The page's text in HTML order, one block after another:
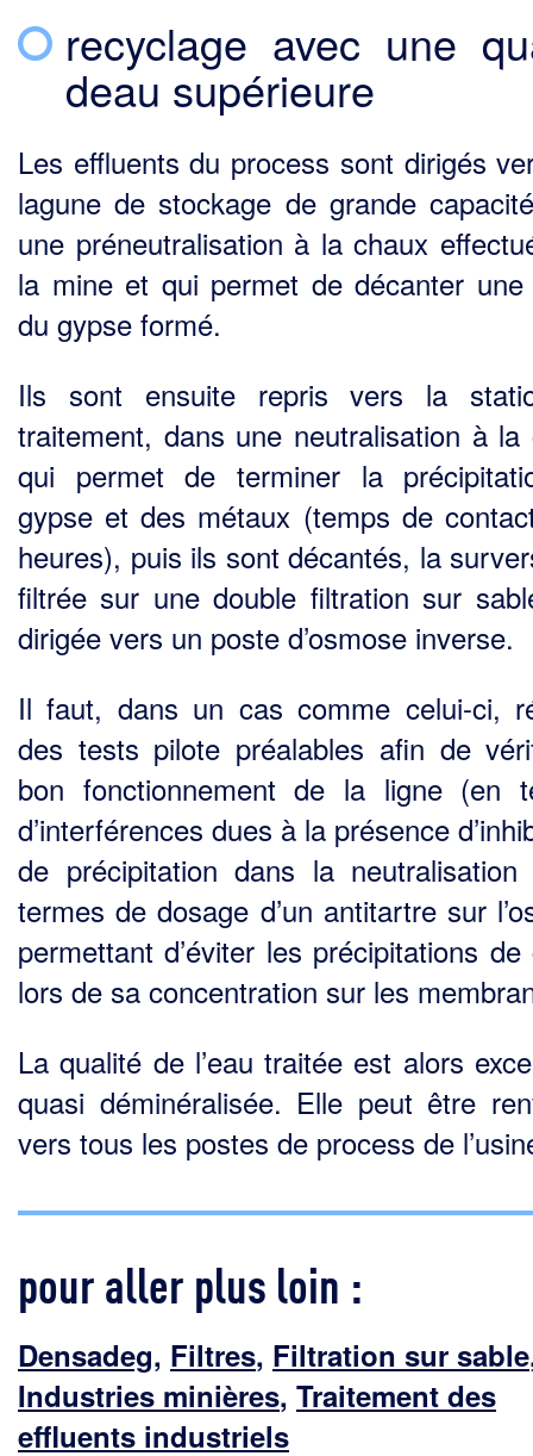
recyclage avec une
deau supérieure
Les effluents du process sont dirigés
lagune de stockage de grande
une préneutra­lisation à la chaux
la mine et qui permet de décanter une
du gypse formé.
Ils sont ensuite repris vers la
traitement, dans une neutralisation à la
qui permet de ter­miner la
gypse et des métaux (temps de
heures), puis ils sont décantés, la
filtrée sur une double filtration sur
dirigée vers un poste d’osmose inverse.
Il faut, dans un cas comme celui-ci,
des tests pilote préalables afin de
bon fonctionne­ment de la ligne (en
d’interférences dues à la présence
de précipitation dans la
termes de dosage d’un antitartre sur
permettant d’éviter les précipitations de
lors de sa concentration sur les
La qualité de l’eau traitée est alors
quasi déminéralisée. Elle peut être
vers tous les postes de process de
pour aller plus loin :
Densadeg, Filtres, Filtration sur sable
Industries minières, Traitement des
effluents industriels